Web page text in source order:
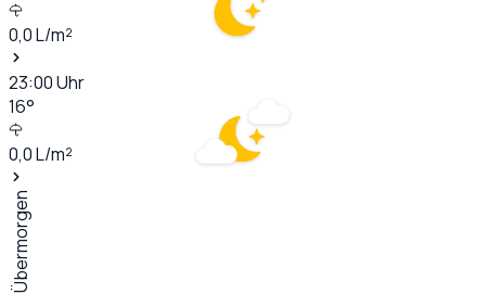
0,0L/m²
23:00Uhr
16°
0,0L/m²
Übermorgen